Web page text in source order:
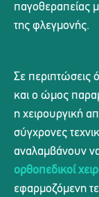
παγοθεραπείας
της φλεγμονής.
Σε περιπτώσεις
και ο ώμος
η χειρουργική
σύγχρονες
αναλαμβάνουν
ορθοπεδικοί
εφαρμοζόμενη